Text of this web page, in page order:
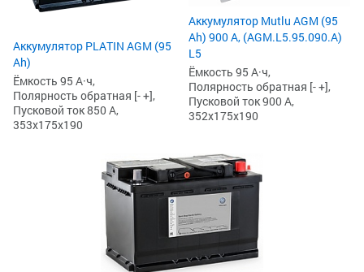
Аккумулятор PLATIN AGM (95
Ah)
Ёмкость 95 А·ч,
Полярность обратная [- +],
Пусковой ток 850 А,
353x175x190
Аккумулятор Mutlu AGM (95
Ah) 900 А, (AGM.L5.95.090.A)
L5
Ёмкость 95 А·ч,
Полярность обратная [- +],
Пусковой ток 900 А,
352x175x190